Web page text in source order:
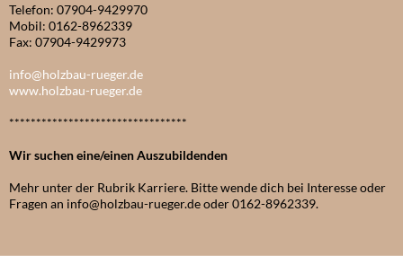
Telefon: 07904-9429970
Mobil: 0162-8962339
Fax: 07904-9429973
info@holzbau-rueger.de
www.holzbau-rueger.de
*********************************
Wir suchen eine/einen Auszubildenden
Mehr unter der Rubrik Karriere. Bitte wende dich bei Interesse oder
Fragen an info@holzbau-rueger.de oder 0162-8962339.